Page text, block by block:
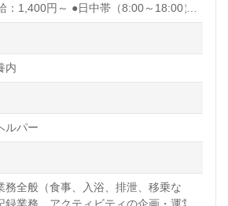
：1,400円～ ●日中帯（8:00～18:00）
任者研修■ ●早朝夜間（6:00～8:00／
：1,300円～ ●日中帯（8:00～18:00）
給あり
内
ルパー
務全般（食事、入浴、排泄、移乗な
録業務、アクティビティの企画・運営